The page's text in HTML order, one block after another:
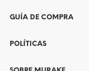
GUÍA DE COMPRA
POLÍTICAS